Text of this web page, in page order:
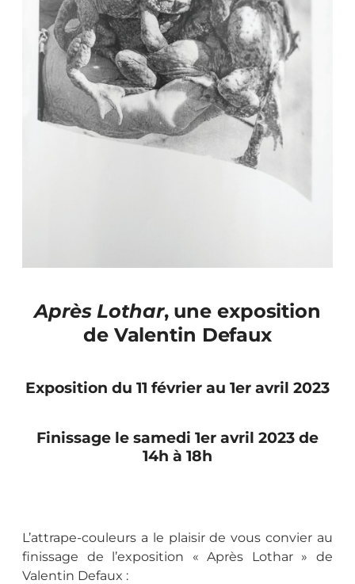
Après Lothar, une exposition
de Valentin Defaux
Exposition du 11 février au 1er avril 2023
Finissage le samedi 1er avril 2023 de
14h à 18h
L’attrape-couleurs a le plaisir de vous convier au
finissage de l’exposition « Après Lothar » de
Valentin Defaux :